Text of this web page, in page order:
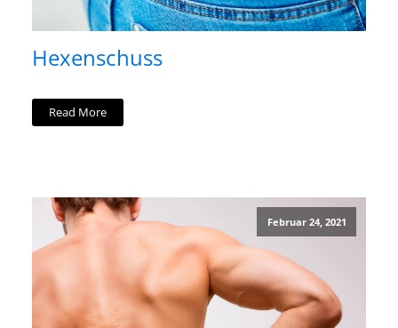
Hexenschuss
Read More
Februar 24, 2021